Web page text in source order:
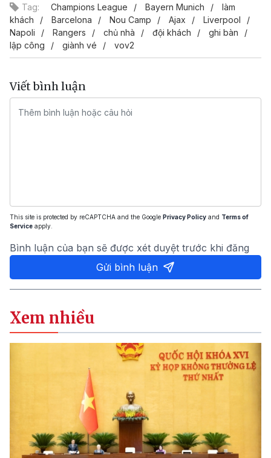
Tag: Champions League Bayern Munich
làm
khách
Barcelona Nou Camp Ajax
Liverpool
Napoli
Rangers chủ nhà đội khách
ghi bàn
lập công
giành vé vov2
Viết bình luận
This site is protected by reCAPTCHA and the Google Privacy Policy and Terms of
Service apply.
Bình luận của bạn sẽ được xét duyệt trước khi đăng
Gửi bình luận
Xem nhiều